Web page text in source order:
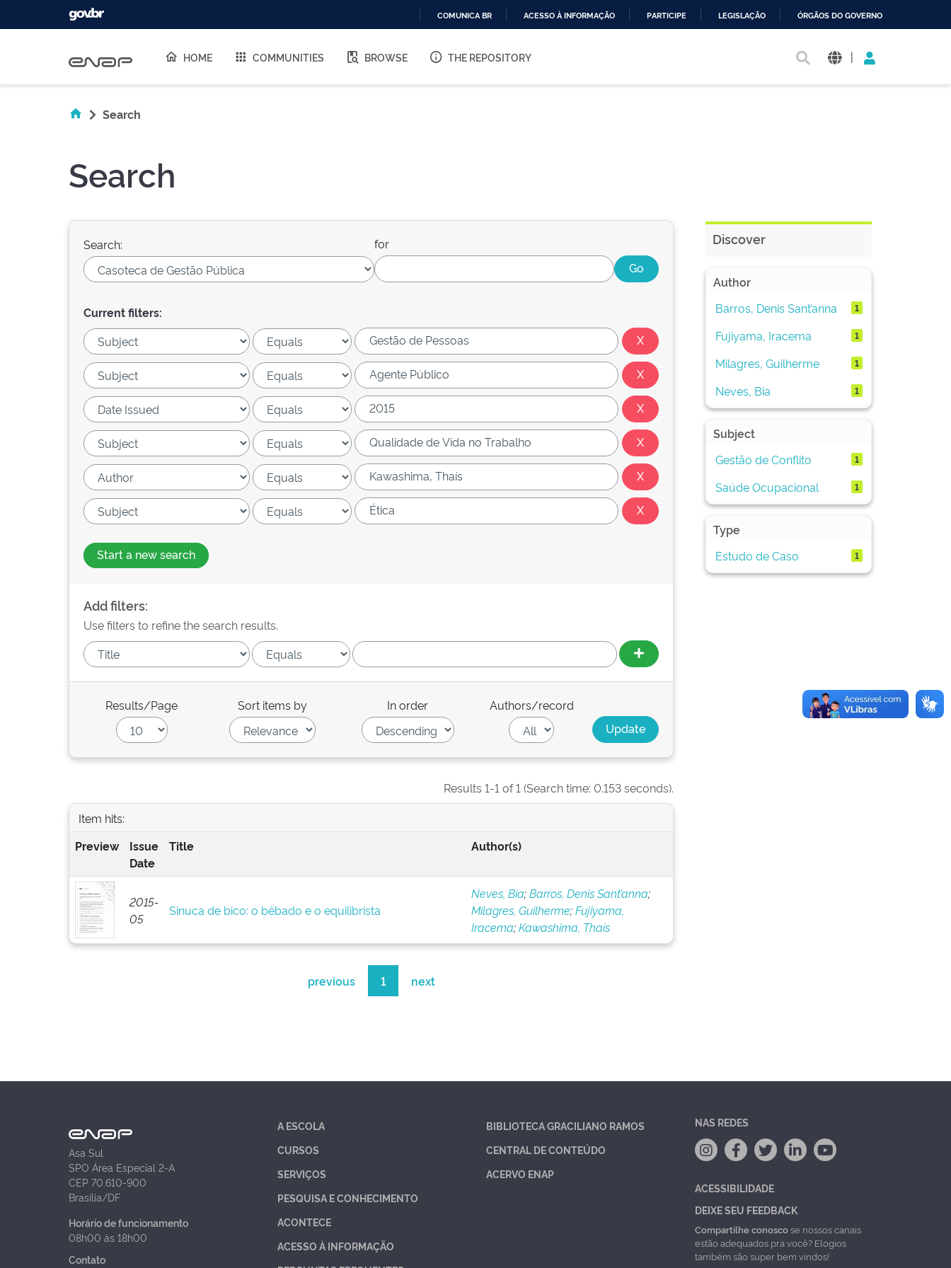
O
COMUNICA BR ACESSO À INFORMAÇÃO PARTICIPE LEGISLAÇÃO ÓRGÃOS DO GOVERNO
HOME COMMUNITIES BROWSE THE REPOSITORY |
Search
Search
Search: for
Current filters:
Start a new search
Add filters:
Use filters to refine the search results.
Results/Page Sort items by In order Authors/record
Results 1-1 of 1 (Search time: 0.153 seconds).
Item hits:
Preview
Issue
Date
Title Author(s)
2015-
05
Sinuca de bico: o bêbado e o equilibrista
Neves, Bia;Barros, Denis Sant’anna;
Milagres, Guilherme;Fujiyama,
Iracema;Kawashima, Thaís
previous 1 next
Discover
Author
Barros, Denis Sant’anna
1
Fujiyama, Iracema 1
Milagres, Guilherme 1
Neves, Bia 1
Subject
Gestão de Conflito
1
Saúde Ocupacional 1
Type
Estudo de Caso
1
Asa Sul
SPO Área Especial 2-A
CEP 70.610-900
Brasília/DF
Horário de funcionamento
08h00 às 18h00
Contato
A ESCOLA
CURSOS
SERVIÇOS
PESQUISA E CONHECIMENTO
ACONTECE
ACESSO À INFORMAÇÃO
BIBLIOTECA GRACILIANO RAMOS
CENTRAL DE CONTEÚDO
ACERVO ENAP
NAS REDES
ACESSIBILIDADE
DEIXE SEU FEEDBACK
Compartilhe conoscose nossos canais
estão adequados pra você? Elogios
também são super bem vindos!